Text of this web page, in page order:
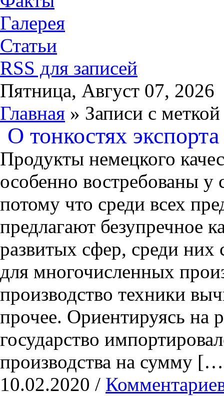
Галерея
Статьи
RSS для записей
Пятница, Август 07, 2026
Главная » Записи с
О тонкостях
Продукты немецкого
особенно востребованы у
потому что среди всех
предлагают безупречное
развитых сфер, среди них
для многочисленных
производство техники
прочее. Ориентируясь на
государство
производства на сумму
10.02.2020 /